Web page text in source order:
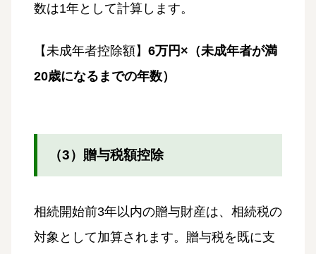
数は1年として計算します。
【未成年者控除額】 6万円×（未成年者が満
20歳になるまでの年数）
（3）贈与税額控除
相続開始前3年以内の贈与財産は、相続税の
対象として加算されます。贈与税を既に支